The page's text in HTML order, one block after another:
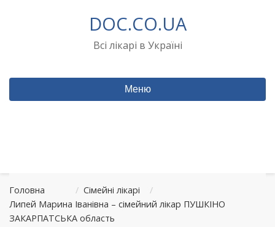
DOC.CO.UA
Всі лікарі в Україні
Меню
Головна / Сімейні лікарі
/
Липей Марина Іванівна – сімейний лікар ПУШКІНО
ЗАКАРПАТСЬКА область